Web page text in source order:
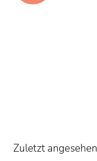
Zuletzt angesehen